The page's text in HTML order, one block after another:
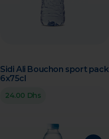
Sidi Ali Bouchon sport pack
6x75cl
24.00 Dhs